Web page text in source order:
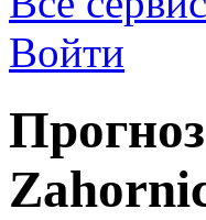
Войти